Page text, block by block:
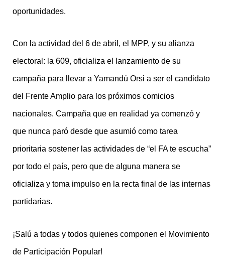
oportunidades.
Con la actividad del 6 de abril, el MPP, y su alianza
electoral: la 609, oficializa el lanzamiento de su
campaña para llevar a Yamandú Orsi a ser el candidato
del Frente Amplio para los próximos comicios
nacionales. Campaña que en realidad ya comenzó y
que nunca paró desde que asumió como tarea
prioritaria sostener las actividades de “el FA te escucha”
por todo el país, pero que de alguna manera se
oficializa y toma impulso en la recta final de las internas
partidarias.
¡Salú a todas y todos quienes componen el Movimiento
de Participación Popular!